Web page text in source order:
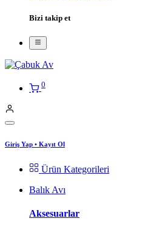
Bizi takip et
0
Giriş Yap • Kayıt Ol
Ürün Kategorileri
Balık Avı
Aksesuarlar